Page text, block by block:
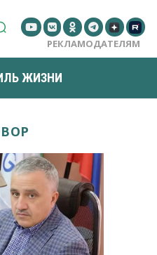
РЕКЛАМОДАТЕЛЯМ
ЖИЗНИ